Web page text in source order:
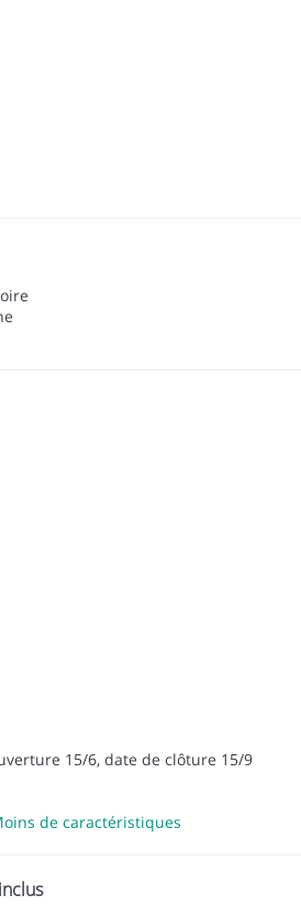
15/6, date de clôture 15/9
de caractéristiques